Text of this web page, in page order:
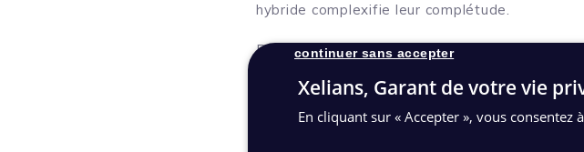
hybride complexifie leur complétude.
Résultat : toutes les données ne sont pas
services de l’établissement, le GHT et la
Xelians, Garant de votre vie
En cliquant sur « Accepter », vous
continuer sans accepter